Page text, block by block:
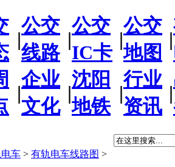
|
公交
线路
|
公交
IC卡
|
公交
地图
|
|
企业
文化
|
沈阳
地铁
|
行业
资讯
|
车 > 有轨电车线路图 >